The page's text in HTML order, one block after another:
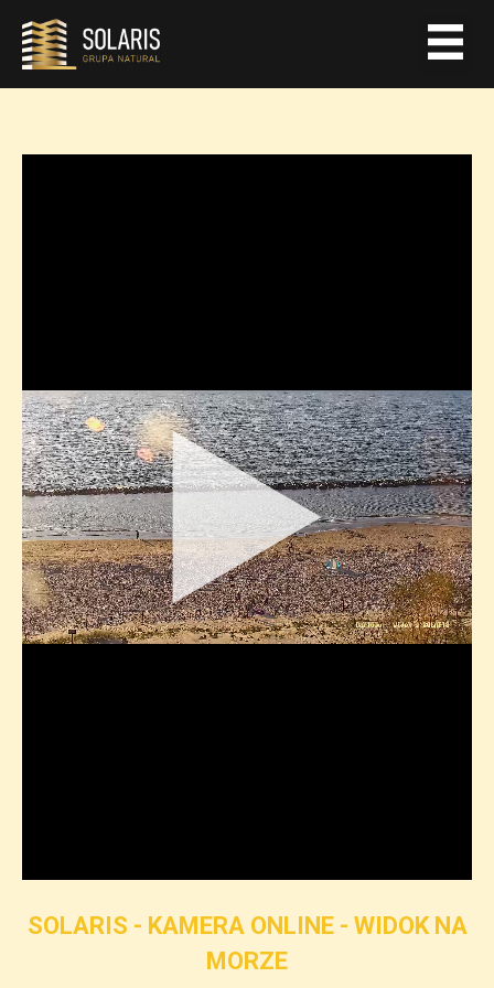
SOLARIS - KAMERA ONLINE - WIDOK NA
MORZE